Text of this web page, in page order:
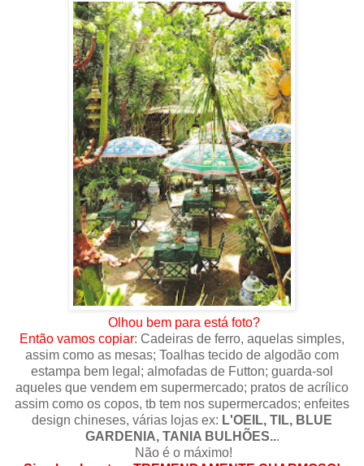
Olhou bem para está foto?
Então vamos copiar: Cadeiras de ferro, aquelas simples,
assim como as mesas; Toalhas tecido de algodão com
estampa bem legal; almofadas de Futton; guarda-sol
aqueles que vendem em supermercado; pratos de acrílico
assim como os copos, tb tem nos supermercados; enfeites
design chineses, várias lojas ex: L'OEIL, TIL, BLUE
GARDENIA, TANIA BULHÕES...
Não é o máximo!